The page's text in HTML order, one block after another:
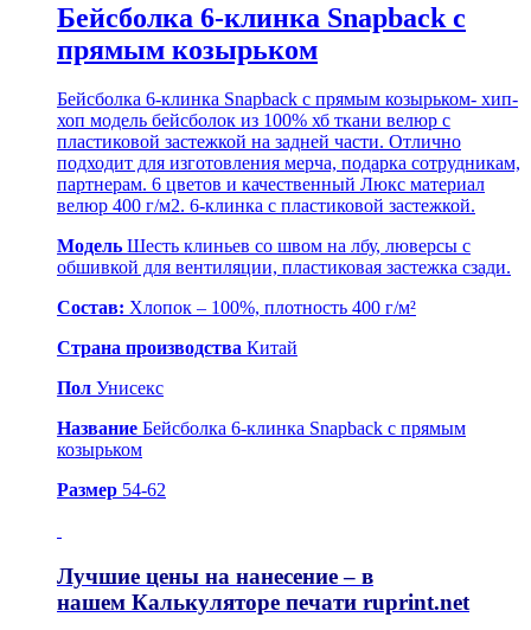
Бейсболка 6-клинка Snapback с
прямым козырьком
Бейсболка 6-клинка Snapback с прямым козырьком- хип-
хоп модель бейсболок из 100% хб ткани велюр с
пластиковой застежкой на задней части. Отлично
подходит для изготовления мерча, подарка сотрудникам,
партнерам. 6 цветов и качественный Люкс материал
велюр 400 г/м2. 6-клинка с пластиковой застежкой.
Модель Шесть клиньев со швом на лбу, люверсы с
обшивкой для вентиляции, пластиковая застежка сзади.
Состав: Хлопок – 100%, плотность 400 г/м²
Страна производства Китай
Пол Унисекс
Название Бейсболка 6-клинка Snapback с прямым
козырьком
Размер 54-62
Лучшие цены на нанесение – в
нашем Калькуляторе печати ruprint.net